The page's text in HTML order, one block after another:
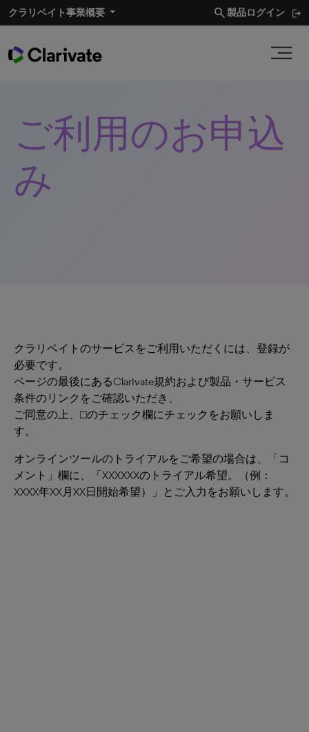
クラリベイト事業概要 search製品ログイン
ご利用のお申込
み
クラリベイトのサービスをご利用いただくには、登録が
必要です。
ページの最後にあるClarivate規約および製品・サービス
条件のリンクをご確認いただき、
ご同意の上、□のチェック欄にチェックをお願いしま
す。
オンラインツールのトライアルをご希望の場合は、「コ
メント」欄に、「XXXXXXのトライアル希望。（例：
XXXX年XX月XX日開始希望）」とご入力をお願いします。